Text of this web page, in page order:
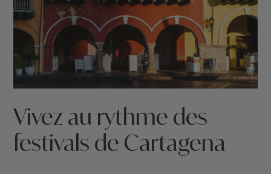
©
Vivez au rythme des
festivals de Cartagena